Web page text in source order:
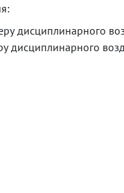
дисциплинарного
дисциплинарного